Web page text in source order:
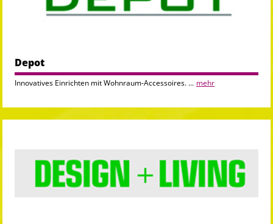
Depot
Innovatives Einrichten mit Wohnraum-Accessoires. ... mehr